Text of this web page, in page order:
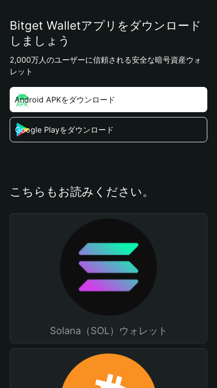
Bitget Walletアプリをダウンロード
しましょう
2,000万人のユーザーに信頼される安全な暗号資産ウォ
レット
Android APKをダウンロード
Google Playをダウンロード
こちらもお読みください。
Solana（SOL）ウォレット